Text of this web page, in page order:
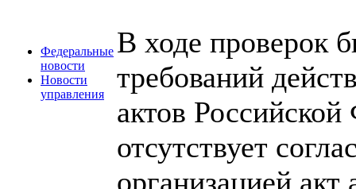
Федеральные
новости
Новости
управления
В ходе проверок
требований
актов
отсутствует
организацией акт